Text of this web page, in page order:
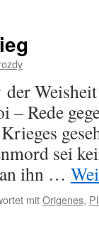
der
sei
ihn …
mitOrigenes,